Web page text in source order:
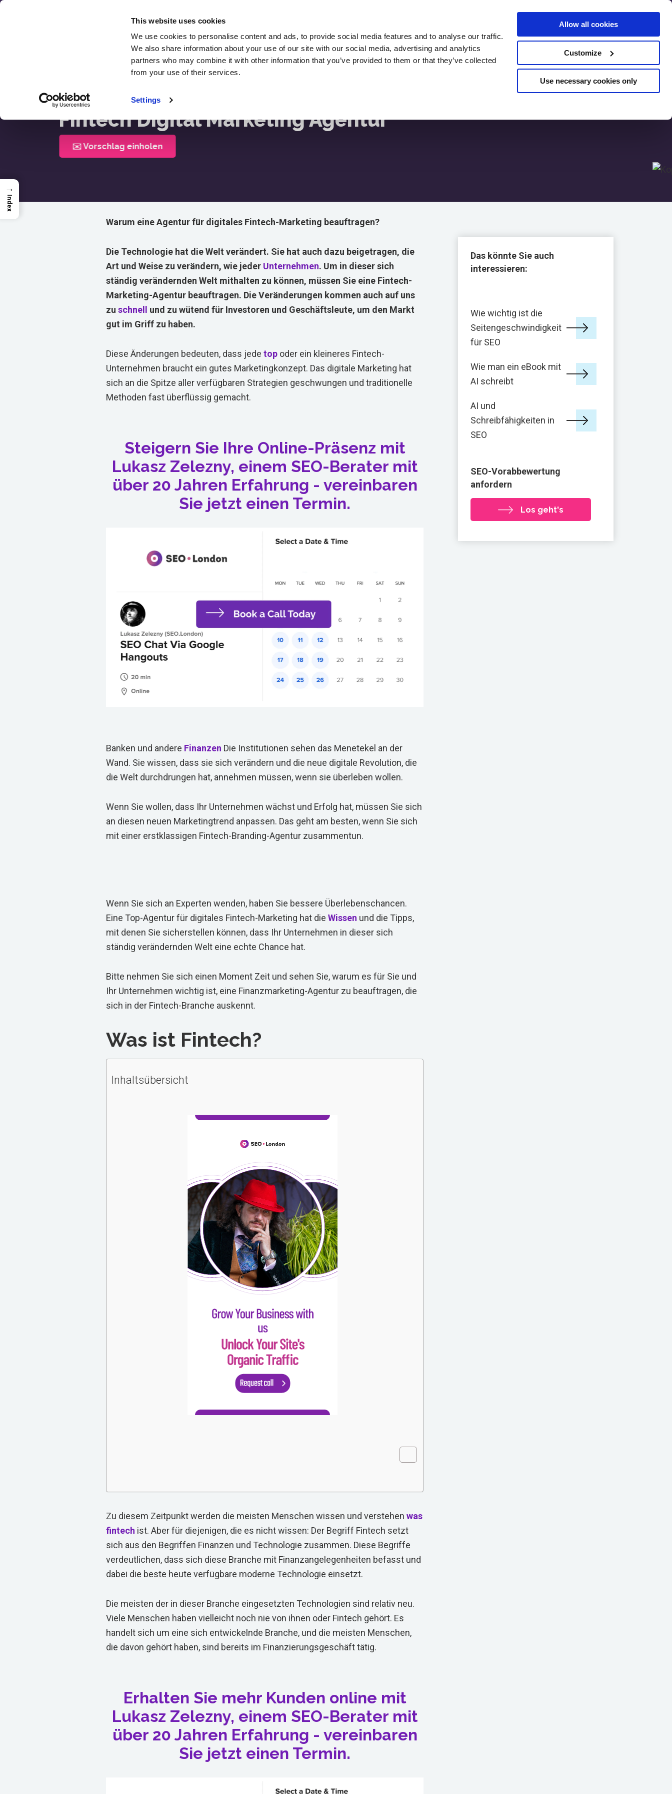
This website uses cookies
We use cookies to personalise content and ads, to provide social media features and to analyse our traffic.
We also share information about your use of our site with our social media, advertising and analytics
partners who may combine it with other information that you’ve provided to them or that they’ve collected
from your use of their services.
Settings
Allow all cookies
Customize
Use necessary cookies only
Zum
SEO Herunterladen SEO-Blog
Ressourcen
Bewertungen
SEO Vorab-
Bewertung
Startseite > Fintech Digital Marketing Agentur
Fintech Digital Marketing Agentur
✉️ Vorschlag einholen
Warum eine Agentur für digitales Fintech-Marketing beauftragen?
Die Technologie hat die Welt verändert. Sie hat auch dazu beigetragen, die
Art und Weise zu verändern, wie jeder Unternehmen. Um in dieser sich
ständig verändernden Welt mithalten zu können, müssen Sie eine Fintech-
Marketing-Agentur beauftragen. Die Veränderungen kommen auch auf uns
zu schnell
und zu wütend für Investoren und Geschäftsleute, um den Markt
gut im Griff zu haben.
Diese Änderungen bedeuten, dass jede top oder ein kleineres Fintech-
Unternehmen braucht ein gutes Marketingkonzept. Das digitale Marketing hat
sich an die Spitze aller verfügbaren Strategien geschwungen und traditionelle
Methoden fast überflüssig gemacht.
Steigern Sie Ihre Online-Präsenz mit
Lukasz Zelezny, einem SEO-Berater mit
über 20 Jahren Erfahrung - vereinbaren
Sie jetzt einen Termin.
Banken und andere Finanzen Die Institutionen sehen das Menetekel an der
Wand. Sie wissen, dass sie sich verändern und die neue digitale Revolution, die
die Welt durchdrungen hat, annehmen müssen, wenn sie überleben wollen.
Wenn Sie wollen, dass Ihr Unternehmen wächst und Erfolg hat, müssen Sie sich
an diesen neuen Marketingtrend anpassen. Das geht am besten, wenn Sie sich
mit einer erstklassigen Fintech-Branding-Agentur zusammentun.
Wenn Sie sich an Experten wenden, haben Sie bessere Überlebenschancen.
Eine Top-Agentur für digitales Fintech-Marketing hat die Wissen und die Tipps,
mit denen Sie sicherstellen können, dass Ihr Unternehmen in dieser sich
ständig verändernden Welt eine echte Chance hat.
Bitte nehmen Sie sich einen Moment Zeit und sehen Sie, warum es für Sie und
Ihr Unternehmen wichtig ist, eine Finanzmarketing-Agentur zu beauftragen, die
sich in der Fintech-Branche auskennt.
Was ist Fintech?
Inhaltsübersicht
Zu diesem Zeitpunkt werden die meisten Menschen wissen und verstehen was
fintech ist. Aber für diejenigen, die es nicht wissen: Der Begriff Fintech setzt
sich aus den Begriffen Finanzen und Technologie zusammen. Diese Begriffe
verdeutlichen, dass sich diese Branche mit Finanzangelegenheiten befasst und
dabei die beste heute verfügbare moderne Technologie einsetzt.
Die meisten der in dieser Branche eingesetzten Technologien sind relativ neu.
Viele Menschen haben vielleicht noch nie von ihnen oder Fintech gehört. Es
handelt sich um eine sich entwickelnde Branche, und die meisten Menschen,
die davon gehört haben, sind bereits im Finanzierungsgeschäft tätig.
Erhalten Sie mehr Kunden online mit
Lukasz Zelezny, einem SEO-Berater mit
über 20 Jahren Erfahrung - vereinbaren
Sie jetzt einen Termin.
Das könnte Sie auch
interessieren:
Wie wichtig ist die
Seitengeschwindigkeit
für SEO
Wie man ein eBook mit
AI schreibt
AI und
Schreibfähigkeiten in
SEO
SEO-Vorabbewertung
anfordern
Los geht's
→
Index